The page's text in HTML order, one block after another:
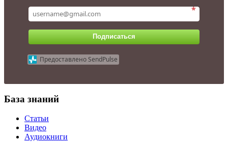
*
Подписаться
Предоставлено SendPulse
База знаний
Статьи
Видео
Аудиокниги